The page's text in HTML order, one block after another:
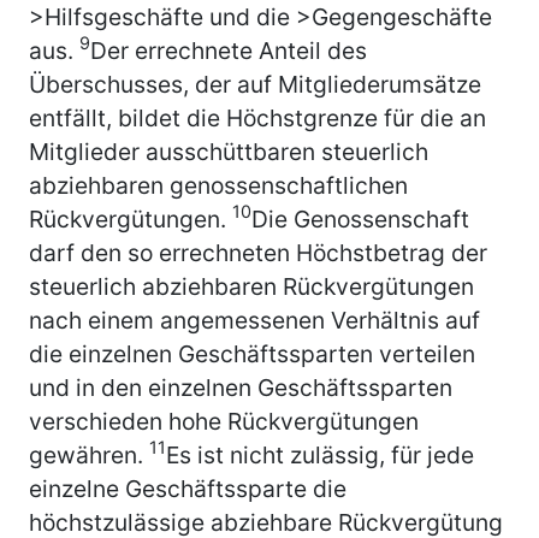
>Hilfsgeschäfte und die >Gegengeschäfte
aus. 9Der errechnete Anteil des
Überschusses, der auf Mitgliederumsätze
entfällt, bildet die Höchstgrenze für die an
Mitglieder ausschüttbaren steuerlich
abziehbaren genossenschaftlichen
Rückvergütungen. 10Die Genossenschaft
darf den so errechneten Höchstbetrag der
steuerlich abziehbaren Rückvergütungen
nach einem angemessenen Verhältnis auf
die einzelnen Geschäftssparten verteilen
und in den einzelnen Geschäftssparten
verschieden hohe Rückvergütungen
gewähren. 11Es ist nicht zulässig, für jede
einzelne Geschäftssparte die
höchstzulässige abziehbare Rückvergütung